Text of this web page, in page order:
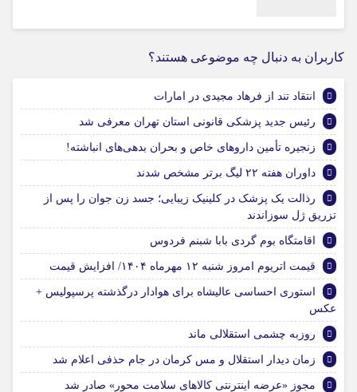
کاربران به دنبال چه موضوعی هستند؟
انتقاد تند از فرهاد مجیدی در امارات
رئیس جدید پزشکی قانونی استان تهران معرفی شد
زنجیره تأمین داروهای خاص و بحران بدهی‌های انباشته!
داوران هفته ۲۲ لیگ برتر مشخص شدند
رذالت یک پزشک در کلینیک زیبایی؛ جسد زن جوان را پس از
تزریق ژل سوزاندند
اقامتگاه بوم گردی بابا شبنم فردوس
قیمت اتریوم امروز شنبه ۱۲ مهرماه ۱۴۰۴/ افزایش قیمت
استوری احساسی عالیشاه برای هوادار درگذشته پرسپولیس +
عکس
روزبه چشمی استقلالی ماند
زمان دیدار استقلال و مس کرمان در جام حذفی اعلام شد
مجوز «عرضه اینترنتی کالاهای سلامت محور» صادر شد